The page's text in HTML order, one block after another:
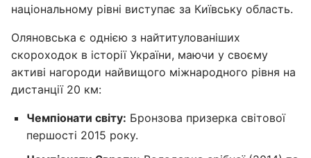
національному рівні виступає за Київську область.
Оляновська є однією з найтитулованіших
скороходок в історії України, маючи у своєму
активі нагороди найвищого міжнародного рівня на
дистанції 20 км:
Чемпіонати світу: Бронзова призерка світової
першості 2015 року.